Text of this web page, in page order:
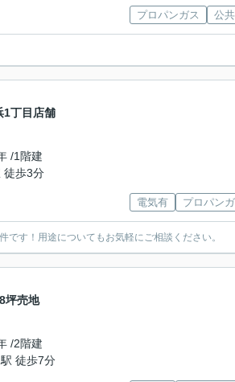
プロパンガス 公
1丁目店舗
/1階建
徒歩3分
電気有 プロパン
す！用途についてもお気軽にご相談ください。
坪売地
/2階建
駅 徒歩7分